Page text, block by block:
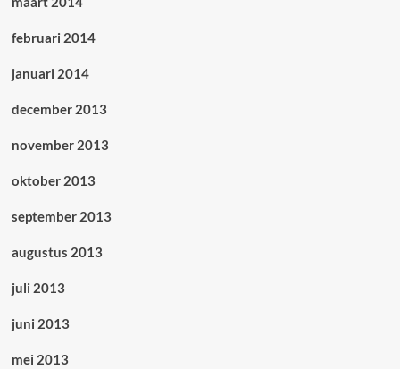
februari 2014
januari 2014
december 2013
november 2013
oktober 2013
september 2013
augustus 2013
juli 2013
juni 2013
mei 2013